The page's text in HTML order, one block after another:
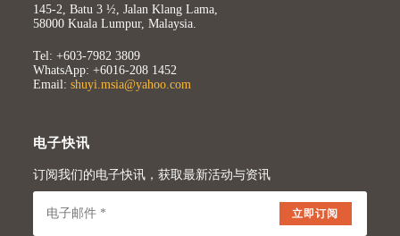
145-2, Batu 3 ½, Jalan Klang Lama,
58000 Kuala Lumpur, Malaysia.
Tel: +603-7982 3809
WhatsApp: +6016-208 1452
Email:shuyi.msia@yahoo.com
电子快讯
订阅我们的电子快讯，获取最新活动与资讯
立即订阅